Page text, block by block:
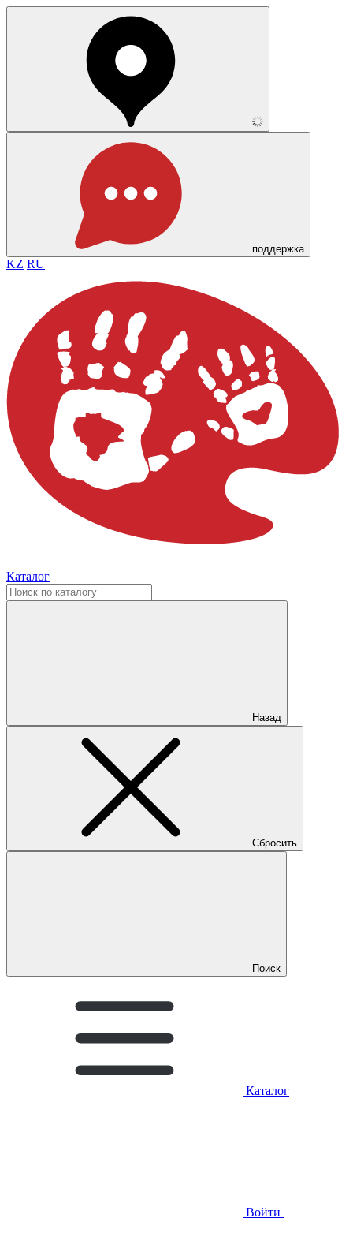
поддержка
KZ RU
Каталог
Назад
Сбросить
Поиск
Каталог
Войти